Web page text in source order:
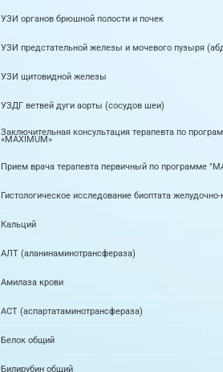
УЗИ органов брюшной полости и почек
УЗИ предстательной железы и мочевого пузыря
УЗИ щитовидной железы
УЗДГ ветвей дуги аорты (сосудов шеи)
Заключительная консультация терапевта по
«MAXIMUM»
Прием врача терапевта первичный по программе
Гистологическое исследование биоптата
Кальций
АЛТ (аланинаминотрансфераза)
Амилаза крови
АСТ (аспартатаминотрансфераза)
Белок общий
Билирубин общий